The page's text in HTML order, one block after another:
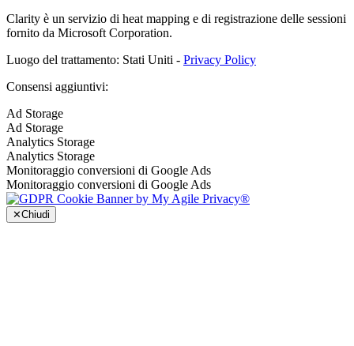
Clarity è un servizio di heat mapping e di registrazione delle sessioni
fornito da Microsoft Corporation.
Luogo del trattamento: Stati Uniti - Privacy Policy
Consensi aggiuntivi:
Ad Storage
Ad Storage
Analytics Storage
Analytics Storage
Monitoraggio conversioni di Google Ads
Monitoraggio conversioni di Google Ads
✕Chiudi